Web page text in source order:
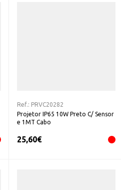
Ref.: PRVC20282
Projetor IP65 10W Preto C/ Sensor
e 1MT Cabo
25,60€